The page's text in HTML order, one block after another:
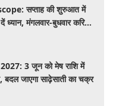
सप्ताह की शुरुआत में
ध्यान, मंगलवार-बुधवार करियर
3 जून को मेष राशि में
जाएगा साढ़ेसाती का चक्र